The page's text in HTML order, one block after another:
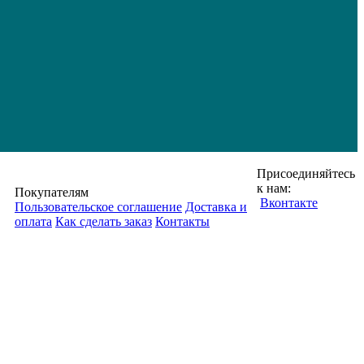
Покупателям
Пользовательское соглашение Доставка и
оплата Как сделать заказ Контакты
Присоединяйтесь
к нам:
Вконтакте